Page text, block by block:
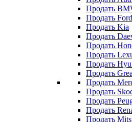
Продать
Продать Ford
Продать Kia
Продать
Продать
Продать
Продать
Продать
Продать
Продать
Продать
Продать
Продать